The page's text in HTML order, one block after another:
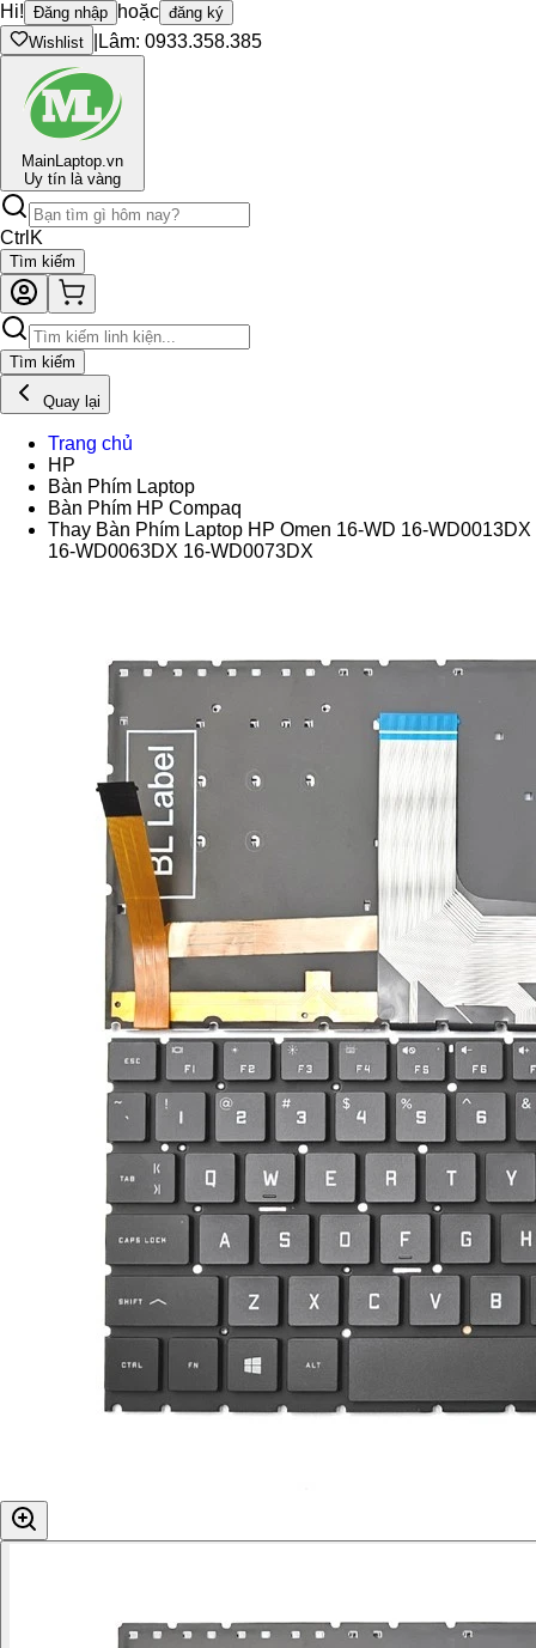
Hi! Đăng nhập hoặc đăng ký
Wishlist
Lâm: 0933.358.385
MainLaptop.vn
Uy tín là vàng
Ctrl K
Tìm kiếm
Tìm kiếm
Quay lại
Trang chủ
HP
Bàn Phím Laptop
Bàn Phím HP Compaq
Thay Bàn Phím Laptop HP Omen 16-WD 16-WD0013DX
16-WD0063DX 16-WD0073DX